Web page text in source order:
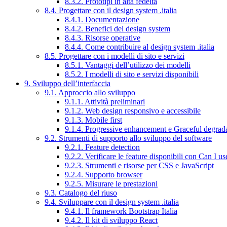
8.4. Progettare con il design system .italia
8.4.1. Documentazione
8.4.2. Benefici del design system
8.4.3. Risorse operative
8.4.4. Come contribuire al design system .italia
8.5. Progettare con i modelli di sito e servizi
8.5.1. Vantaggi dell’utilizzo dei modelli
8.5.2. I modelli di sito e servizi disponibili
9. Sviluppo dell’interfaccia
9.1. Approccio allo sviluppo
9.1.1. Attività preliminari
9.1.2. Web design responsivo e accessibile
9.1.3. Mobile first
9.1.4. Progressive enhancement e Graceful
9.2. Strumenti di supporto allo sviluppo del software
9.2.1. Feature detection
9.2.2. Verificare le feature disponibili con Can I
9.2.3. Strumenti e risorse per CSS e JavaScript
9.2.4. Supporto browser
9.2.5. Misurare le prestazioni
9.3. Catalogo del riuso
9.4. Sviluppare con il design system .italia
9.4.1. Il framework Bootstrap Italia
9.4.2. Il kit di sviluppo React